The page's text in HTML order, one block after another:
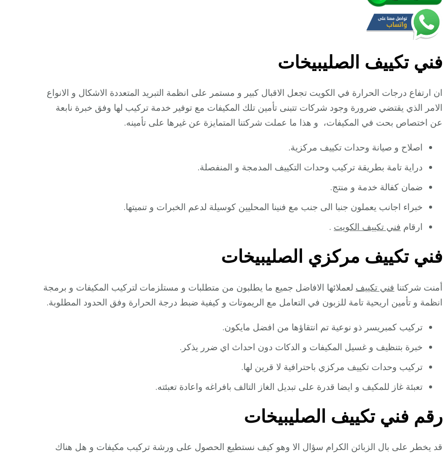
فني تكييف الصليبيخات
ان ارتفاع درجات الحرارة في الكويت تجعل الاقبال كبير و مستمر على انظمة التبريد المتعددة الاشكال و الانواع
الامر الذي يقتضي ضرورة وجود شركات تتبنى تأمين تلك المكيفات مع توفير خدمة تركيب لها وفق خبرة نابعة
عن اختصاص بحت في المكيفات، و هذا ما عملت شركتنا المتمايزة عن غيرها على تأمينه.
اصلاح و صيانة وحدات تكييف مركزية.
دراية تامة بطريقة تركيب وحدات التكييف المدمجة و المنفصلة.
ضمان كفالة خدمة و منتج.
خبراء اجانب يعملون جنبا الى جنب مع فنينا المحليين كوسيلة لدعم الخبرات و تنميتها.
ارقام فني تكييف الكويت .
فني تكييف مركزي الصليبيخات
أمنت شركتنا فني تكييف لعملائها الافاضل جميع ما يطلبون من متطلبات و مستلزمات لتركيب المكيفات و برمجة
انظمة و تأمين اريحية تامة للزبون في التعامل مع الريموتات و كيفية ضبط درجة الحرارة وفق الحدود المطلوبة.
تركيب كمبريسر ذو نوعية تم انتقاؤها من افضل مايكون.
خبرة بتنظيف و غسيل المكيفات و الدكات دون احداث اي ضرر يذكر.
تركيب وحدات تكييف مركزي باحترافية لا قرين لها.
تعبئة غاز للمكيف و ايضا قدرة على تبديل الغاز التالف بافراغه واعادة تعبئته.
رقم فني تكييف الصليبيخات
قد يخطر على بال الزبائن الكرام سؤال الا وهو كيف نستطيع الحصول على ورشة تركيب مكيفات و هل هناك